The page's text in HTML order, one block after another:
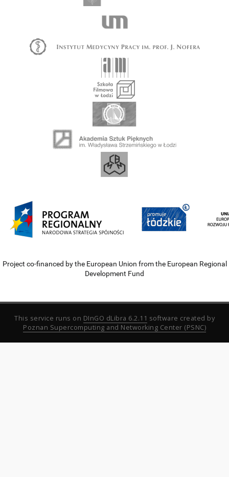
Project co-financed by the European Union from the European Regional
Development Fund
This service runs on DInGO dLibra 6.2.11 software created by
Poznan Supercomputing and Networking Center (PSNC)